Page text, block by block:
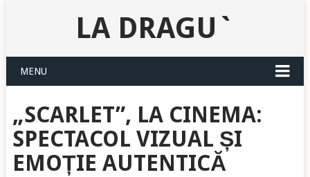
LA DRAGU`
MENU
„SCARLET”, LA CINEMA:
SPECTACOL VIZUAL ȘI
EMOȚIE AUTENTICĂ